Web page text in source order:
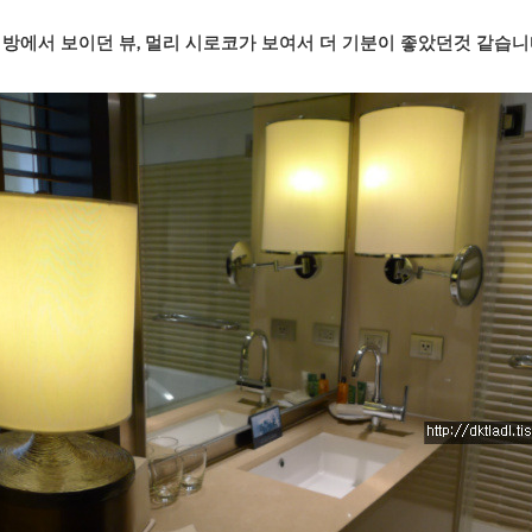
에서 보이던 뷰, 멀리 시로코가 보여서 더 기분이 좋았던것 같습